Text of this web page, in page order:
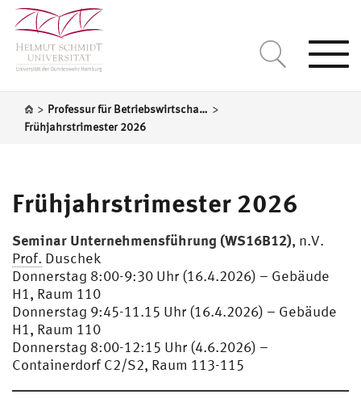
> Professur für Betriebswirtschaftslehre, insbesondere Organisationstheorie >
Frühjahrstrimester 2026
Frühjahrstrimester 2026
Seminar Unternehmensführung (WS16B12), n.V.
Prof. Duschek
Donnerstag 8:00-9:30 Uhr (16.4.2026) – Gebäude
H1, Raum 110
Donnerstag 9:45-11.15 Uhr (16.4.2026) – Gebäude
H1, Raum 110
Donnerstag 8:00-12:15 Uhr (4.6.2026) –
Containerdorf C2/S2, Raum 113-115